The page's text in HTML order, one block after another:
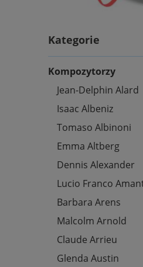
Kategorie
Kompozytorzy
Jean-Delphin Alard
Isaac Albeniz
Tomaso Albinoni
Emma Altberg
Dennis Alexander
Lucio Franco
Barbara Arens
Malcolm Arnold
Claude Arrieu
Glenda Austin